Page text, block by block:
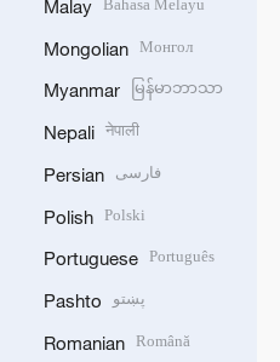
Malay
Mongolian Монгол
Myanmar မြန်မာဘာသာ
Nepali नेपाली
Persian فارسی
Polish Polski
Portuguese Português
Pashto پښتو
Romanian Română